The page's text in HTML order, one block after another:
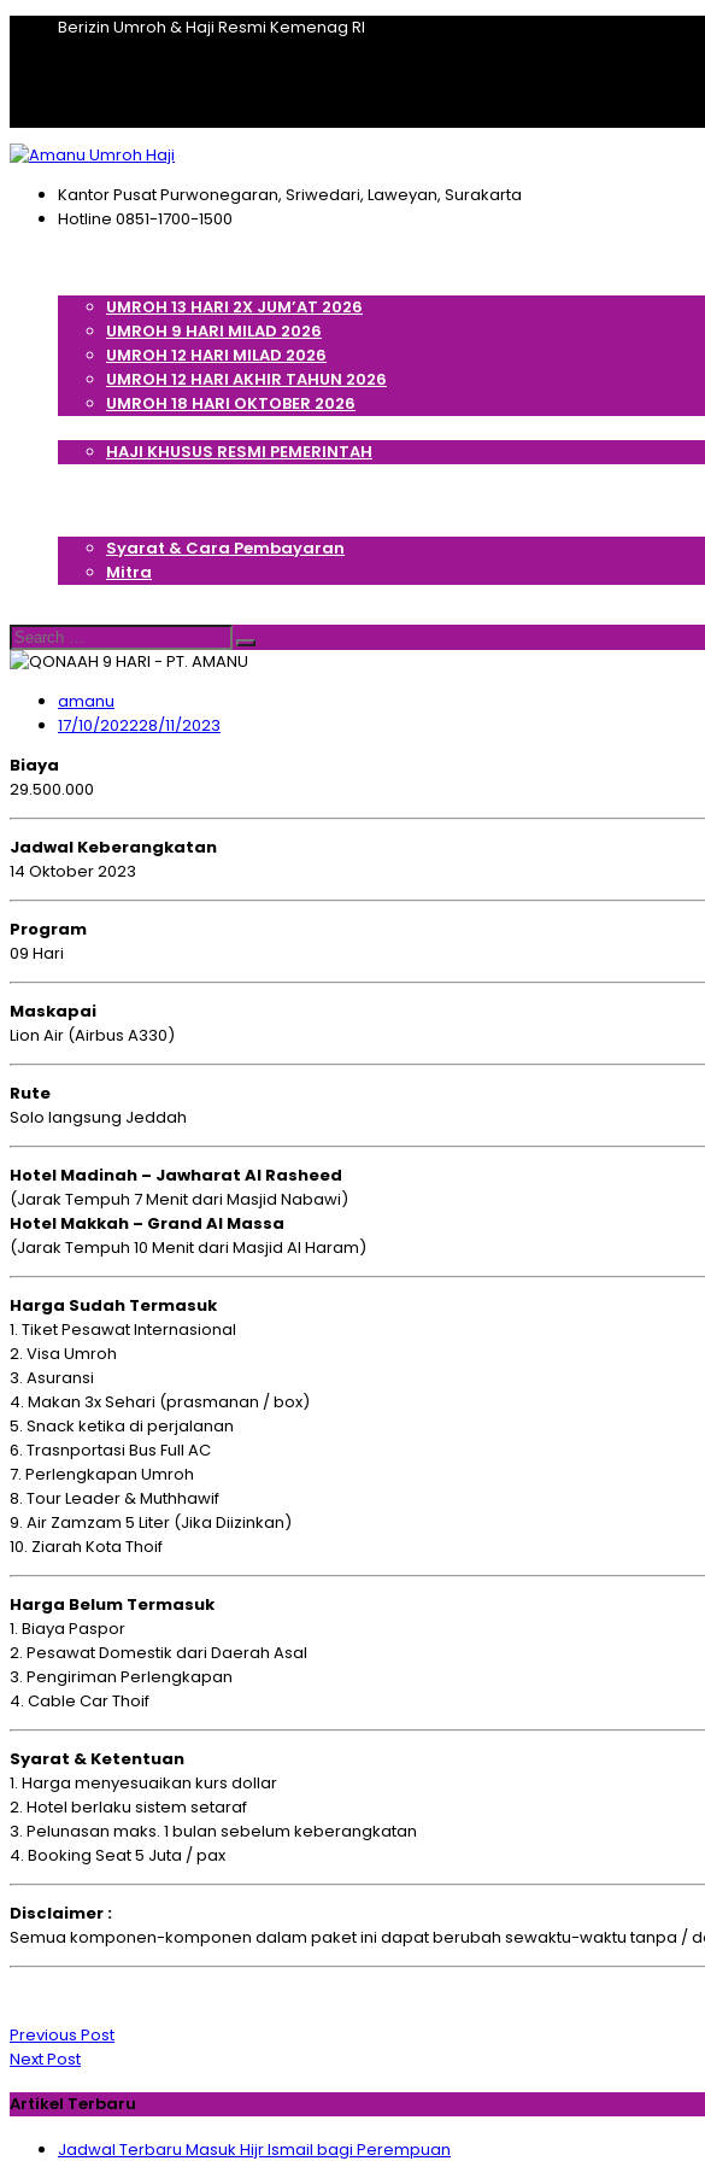
Berizin Umroh & Haji Resmi Kemenag RI
Kantor PusatPurwonegaran, Sriwedari, Laweyan, Surakarta
Hotline 0851-1700-1500
UMROH 13 HARI 2X JUM’AT 2026
UMROH 9 HARI MILAD 2026
UMROH 12 HARI MILAD 2026
UMROH 12 HARI AKHIR TAHUN 2026
UMROH 18 HARI OKTOBER 2026
HAJI KHUSUS RESMI PEMERINTAH
Syarat & Cara Pembayaran
Mitra
Search
for:
Search
amanu
17/10/202228/11/2023
Biaya
29.500.000
Jadwal Keberangkatan
14 Oktober 2023
Program
09 Hari
Maskapai
Lion Air (Airbus A330)
Rute
Solo langsung Jeddah
Hotel Madinah – Jawharat Al Rasheed
(Jarak Tempuh 7 Menit dari Masjid Nabawi)
Hotel Makkah – Grand Al Massa
(Jarak Tempuh 10 Menit dari Masjid Al Haram)
Harga Sudah Termasuk
1. Tiket Pesawat Internasional
2. Visa Umroh
3. Asuransi
4. Makan 3x Sehari (prasmanan / box)
5. Snack ketika di perjalanan
6. Trasnportasi Bus Full AC
7. Perlengkapan Umroh
8. Tour Leader & Muthhawif
9. Air Zamzam 5 Liter (Jika Diizinkan)
10. Ziarah Kota Thoif
Harga Belum Termasuk
1. Biaya Paspor
2. Pesawat Domestik dari Daerah Asal
3. Pengiriman Perlengkapan
4. Cable Car Thoif
Syarat & Ketentuan
1. Harga menyesuaikan kurs dollar
2. Hotel berlaku sistem setaraf
3. Pelunasan maks. 1 bulan sebelum keberangkatan
4. Booking Seat 5 Juta / pax
Disclaimer :
Semua komponen-komponen dalam paket ini dapat berubah sewaktu-waktu tanpa /
Navigasi
pos
Previous Post
Next Post
Artikel Terbaru
Jadwal Terbaru Masuk Hijr Ismail bagi Perempuan